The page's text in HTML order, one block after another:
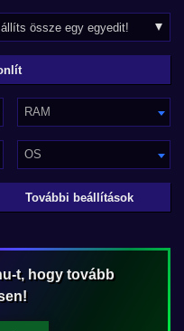
RAM
OS
További beállítások
t, hogy tovább